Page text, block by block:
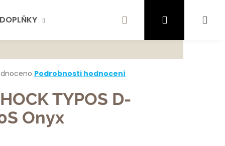
DOPLŇKY SCHOCK Přihlášení
Podrobnosti hodnocení
TYPOS D-
Onyx
HLEDAT